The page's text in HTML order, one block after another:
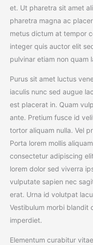
et. Ut pharetra sit amet
pharetra magna ac
metus dictum at tempor
integer quis auctor elit
pulvinar etiam non quam
Purus sit amet luctus
iaculis nunc sed augue
est placerat in. Quam
ante. Pretium fusce id
tortor aliquam nulla. Vel
Porta lorem mollis
consectetur adipiscing
lorem dolor sed viverra
vulputate sapien nec
erat. Urna id volutpat
Vestibulum morbi blandit
imperdiet.
Elementum curabitur